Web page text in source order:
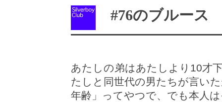
#76のブルース
あたしの弟はあたしより10才
たしと同世代の男たちが言い
年齢」ってやつで、でも本人